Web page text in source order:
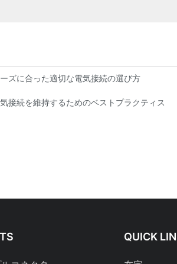
ズに合った適切な電気接続の選び方
接続を維持するためのベストプラクティス
QUICK